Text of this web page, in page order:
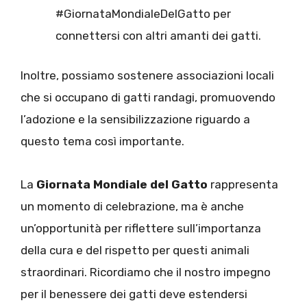
#GiornataMondialeDelGatto per
connettersi con altri amanti dei gatti.
Inoltre, possiamo sostenere associazioni locali
che si occupano di gatti randagi, promuovendo
l’adozione e la sensibilizzazione riguardo a
questo tema così importante.
La Giornata Mondiale del Gatto rappresenta
un momento di celebrazione, ma è anche
un’opportunità per riflettere sull’importanza
della cura e del rispetto per questi animali
straordinari. Ricordiamo che il nostro impegno
per il benessere dei gatti deve estendersi